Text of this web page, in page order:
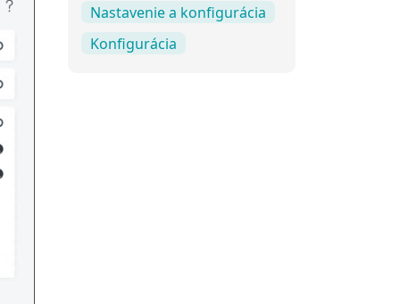
Nastavenie a konfigurácia
Konfigurácia